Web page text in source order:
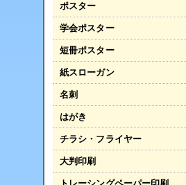
ポスター
学会ポスター
短冊ポスター
紙スローガン
名刺
はがき
チラシ・フライヤー
大判印刷